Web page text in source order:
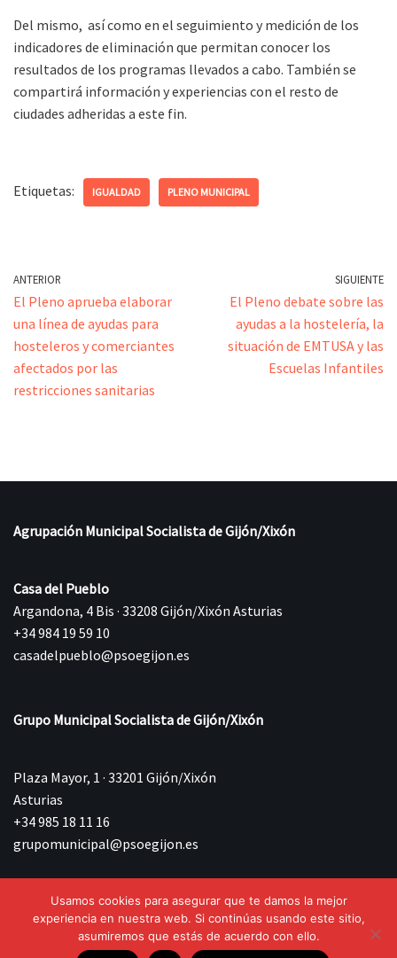
Del mismo, así como en el seguimiento y medición de los
indicadores de eliminación que permitan conocer los
resultados de los programas llevados a cabo. También se
compartirá información y experiencias con el resto de
ciudades adheridas a este fin.
Etiquetas: IGUALDAD PLENO MUNICIPAL
ANTERIOR
El Pleno aprueba elaborar
una línea de ayudas para
hosteleros y comerciantes
afectados por las
restricciones sanitarias
SIGUIENTE
El Pleno debate sobre las
ayudas a la hostelería, la
situación de EMTUSA y las
Escuelas Infantiles
Agrupación Municipal Socialista de Gijón/Xixón
Casa del Pueblo
Argandona, 4 Bis · 33208 Gijón/Xixón Asturias
+34 984 19 59 10
casadelpueblo@psoegijon.es
Grupo Municipal Socialista de Gijón/Xixón
Plaza Mayor, 1 · 33201 Gijón/Xixón
Asturias
+34 985 18 11 16
grupomunicipal@psoegijon.es
©{current_year} Agrupación Municipal Socialista de
Gijón/Xixón.
Usamos cookies para asegurar que te damos la mejor
experiencia en nuestra web. Si continúas usando este sitio,
asumiremos que estás de acuerdo con ello.